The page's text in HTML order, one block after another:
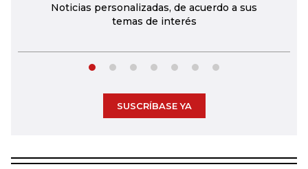
Noticias personalizadas, de acuerdo a sus
temas de interés
SUSCRÍBASE YA